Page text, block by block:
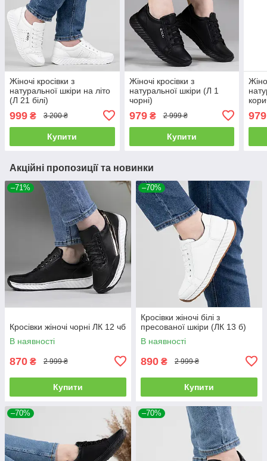
Жіночі кросівки з
натуральної шкіри на літо
(Л 21 білі)
999 ₴ 3 200 ₴
Купити
Жіночі кросівки з
натуральної шкіри (Л 1
чорні)
979₴ 2 999 ₴
Купити
979
Акційні пропозиції та новинки
–71%
Кросівки жіночі чорні ЛК 12 чб
В наявності
870 ₴ 2 999 ₴
Купити
–70%
Кросівки жіночі білі з
пресованої шкіри (ЛК 13 б)
В наявності
890 ₴ 2 999 ₴
Купити
–70% –70%